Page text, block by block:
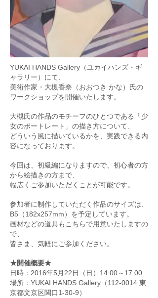
YUKAI HANDS Gallery（ユカイハンズ・ギ
ャラリー）にて、
美術作家・大槻香奈（おおつき かな）氏の
ワークショップを開催いたします。
大槻氏の作品のモチーフのひとつである「少
女のポートレート」の描き方について、
どういう風に描いているかを、実践できる内
容になっております。
今回は、初級編になりますので、初心者の方
から絵描きの方まで、
幅広くご参加いただくことが可能です。
参加者に制作していただく作品のサイズは、
B5（182x257mm）を予定しています。
画材などの道具もこちらで用意いたしますの
で、
皆さま、気軽にご参加ください。
★開催概要★
日時：2016年5月22日（日）14:00～17:00
場所：YUKAI HANDS Gallery（112-0014 東
京都文京区関口1-30-9）